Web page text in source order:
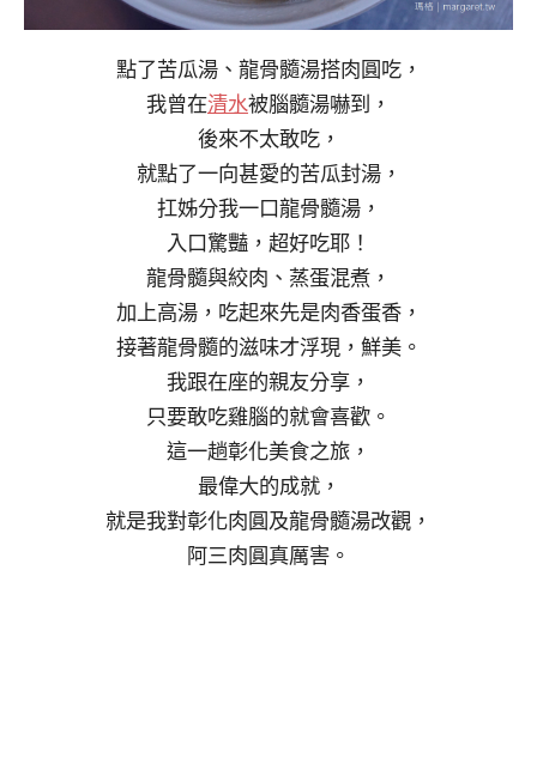
點了苦瓜湯、龍骨髓湯搭肉圓吃，
我曾在清水被腦髓湯嚇到，
後來不太敢吃，
就點了一向甚愛的苦瓜封湯，
扛姊分我一口龍骨髓湯，
入口驚豔，超好吃耶！
龍骨髓與絞肉、蒸蛋混煮，
加上高湯，吃起來先是肉香蛋香，
接著龍骨髓的滋味才浮現，鮮美。
我跟在座的親友分享，
只要敢吃雞腦的就會喜歡。
這一趟彰化美食之旅，
最偉大的成就，
就是我對彰化肉圓及龍骨髓湯改觀，
阿三肉圓真厲害。